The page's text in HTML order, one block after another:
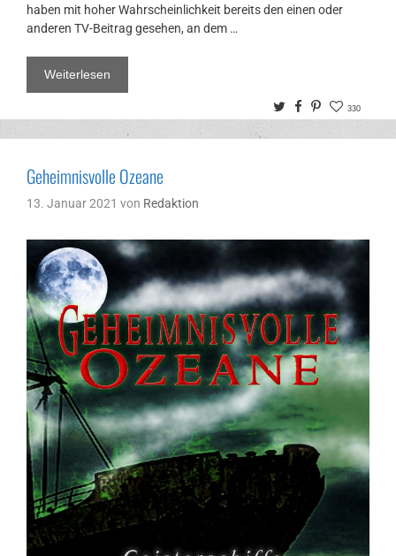
haben mit hoher Wahrscheinlichkeit bereits den einen oder
anderen TV-Beitrag gesehen, an dem …
Weiterlesen
TwitterFacebook
Pinterest
330
Geheimnisvolle Ozeane
13. Januar 2021 von Redaktion